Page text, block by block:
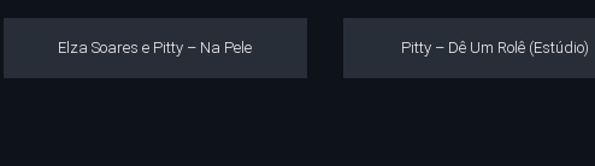
Elza Soares e Pitty – Na Pele Pitty – Dê Um Rolê (Estúdio)